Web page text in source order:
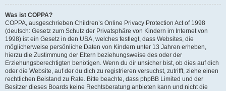
Was ist COPPA?
COPPA, ausgeschrieben Children’s Online Privacy Protection Act of 1998
(deutsch: Gesetz zum Schutz der Privatsphäre von Kindern im Internet von
1998) ist ein Gesetz in den USA, welches festlegt, dass Websites, die
möglicherweise persönliche Daten von Kindern unter 13 Jahren erheben,
hierzu die Zustimmung der Eltern beziehungsweise des oder der
Erziehungsberechtigten benötigen. Wenn du dir unsicher bist, ob dies auf dich
oder die Website, auf der du dich zu registrieren versuchst, zutrifft, ziehe einen
rechtlichen Beistand zu Rate. Bitte beachte, dass phpBB Limited und der
Besitzer dieses Boards keine Rechtsberatung anbieten kann und nicht die